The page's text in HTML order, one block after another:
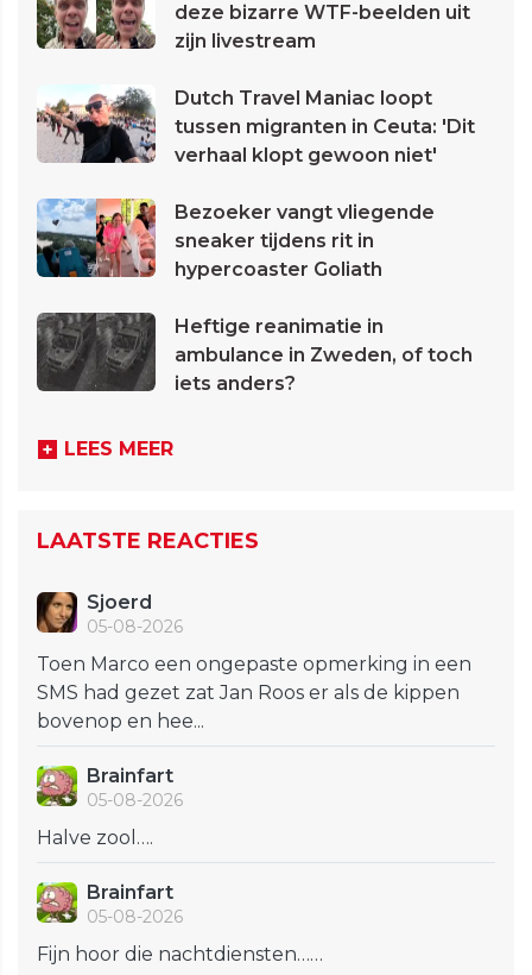
deze bizarre WTF-beelden uit
zijn livestream
Dutch Travel Maniac loopt
tussen migranten in Ceuta: 'Dit
verhaal klopt gewoon niet'
Bezoeker vangt vliegende
sneaker tijdens rit in
hypercoaster Goliath
Heftige reanimatie in
ambulance in Zweden, of toch
iets anders?
LEES MEER
LAATSTE REACTIES
Sjoerd
05-08-2026
Toen Marco een ongepaste opmerking in een
SMS had gezet zat Jan Roos er als de kippen
bovenop en hee...
Brainfart
05-08-2026
Halve zool….
Brainfart
05-08-2026
Fijn hoor die nachtdiensten……